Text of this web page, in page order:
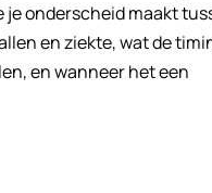
je onderscheid maakt
en ziekte, wat de
en wanneer het een